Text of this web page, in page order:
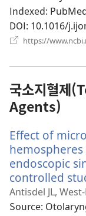
Indexed‎:
DOI‎: 10.1016/
https://
국소지혈
Agents)
Effect of
endoscopic
controlled
Antisdel JL,
Source‎: